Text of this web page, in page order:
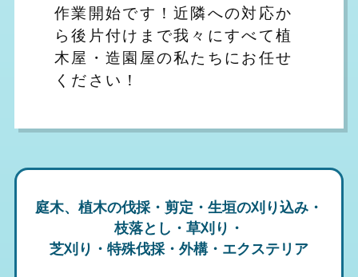
作業開始です！近隣への対応か
ら後片付けまで我々にすべて植
木屋・造園屋の私たちにお任せ
ください！
庭木、植木の伐採・剪定・生垣の刈り込み・
枝落とし・草刈り・
芝刈り・特殊伐採・外構・エクステリア